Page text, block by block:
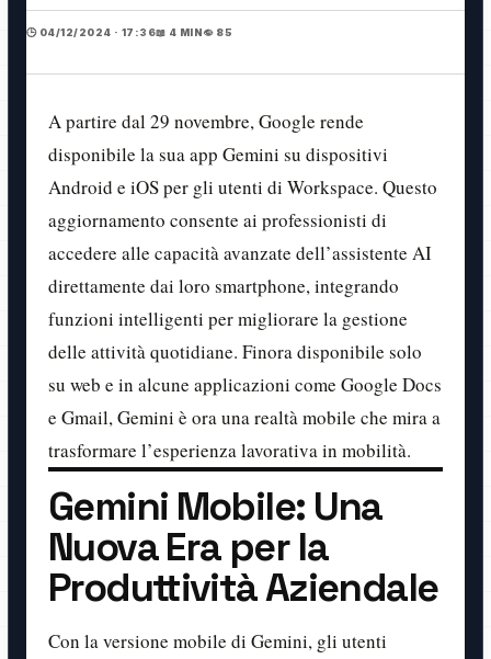
🕒 04/12/2024 · 17:36📖 4 MIN👁️ 85
A partire dal 29 novembre, Google rende
disponibile la sua app Gemini su dispositivi
Android e iOS per gli utenti di Workspace. Questo
aggiornamento consente ai professionisti di
accedere alle capacità avanzate dell’assistente AI
direttamente dai loro smartphone, integrando
funzioni intelligenti per migliorare la gestione
delle attività quotidiane. Finora disponibile solo
su web e in alcune applicazioni come Google Docs
e Gmail, Gemini è ora una realtà mobile che mira a
trasformare l’esperienza lavorativa in mobilità.
Gemini Mobile: Una
Nuova Era per la
Produttività Aziendale
Con la versione mobile di Gemini, gli utenti